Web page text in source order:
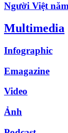
Người Việt
Multimedia
Infographic
Emagazine
Video
Ảnh